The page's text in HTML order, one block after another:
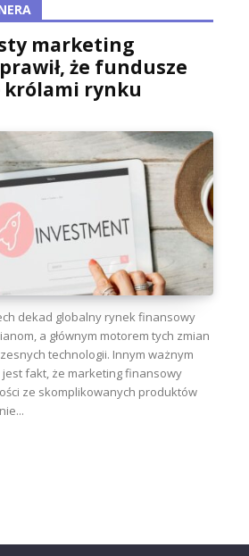
marketing
że fundusze
królami rynku
dekad globalny rynek finansowy
a głównym motorem tych zmian
technologii. Innym ważnym
fakt, że marketing finansowy
ze skomplikowanych produktów